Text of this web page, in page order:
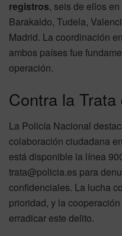
registros, seis de ellos
Barakaldo, Tudela,
Madrid. La coordinación
ambos países fue
operación.
Contra la
La Policía Nacional
colaboración ciudadana
está disponible la línea
trata@policia.es para
confidenciales. La lucha
prioridad, y la
erradicar este delito.